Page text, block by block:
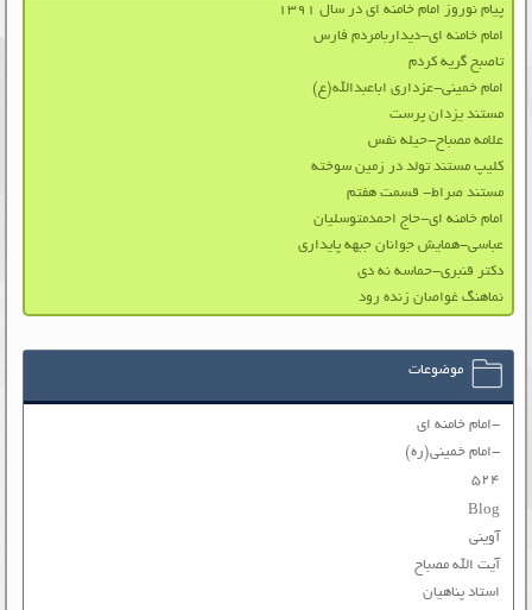
پیام نوروز امام خامنه ای در سال ۱۳۹۱
امام خامنه ای-دیداربامردم فارس
تاصبح گریه کردم
امام خمینی-عزداری اباعبدالله(ع)
مستند یزدان پرست
علامه مصباح-حیله نفس
کلیپ مستند تولد در زمين سوخته
مستند صراط- قسمت هفتم
امام خامنه ای-حاج احمدمتوسلیان
عباسی-همایش جوانان جبهه پایداری
دکتر قنبری-حماسه نه دی
نماهنگ غواصان زنده رود
موضوعات
-امام خامنه ای
-امام خمینی(ره)
۵۲۴
Blog
آوینی
آیت الله مصباح
استاد پناهیان